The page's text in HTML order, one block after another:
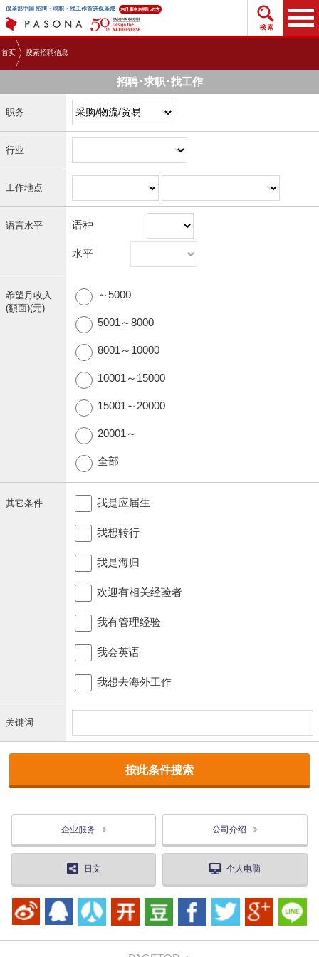
保圣那中国 招聘・求职・找工作首选保圣那 搜索
首页 搜索招聘信息
招聘･求职･找工作
职务
行业
工作地点
语言水平 语种
水平
希望月收入
(額面)(元)
～5000
5001～8000
8001～10000
10001～15000
15001～20000
20001～
全部
其它条件 我是应届生
我想转行
我是海归
欢迎有相关经验者
我有管理经验
我会英语
我想去海外工作
关键词
企业服务 公司介绍
日文 个人电脑